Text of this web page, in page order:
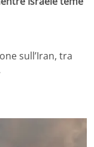
sull’Iran, tra